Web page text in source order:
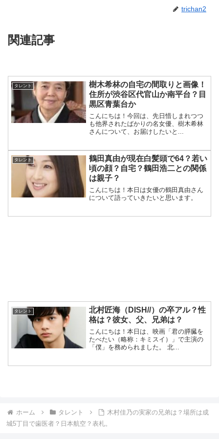
trichan2
関連記事
タレント
樹木希林の自宅の間取りと画像！
住所が渋谷区代官山か南平台？目
黒区青葉台か
こんにちは！今回は、先日惜しまれつつ
も他界されたばかりの名女優、樹木希林
さんについて、お届けしたいと...
タレント
鶴田真由が現在白髪頭で64？若い
頃の顔？自宅？鶴田浩二との関係
は親子？
こんにちは！本日は女優の鶴田真由さん
について語っていきたいと思います。
タレント
北村匠海（DISH//）の卒アル？性
格は？彼女、父、兄弟は？
こんにちは！本日は、映画「君の膵臓を
たべたい（略称：キミスイ）」で主演の
「僕」を務められました。 北...
ホーム タレント
木村佳乃の実家の兄弟は？場所は成
城5丁目で歯医者？日本航空？表札。